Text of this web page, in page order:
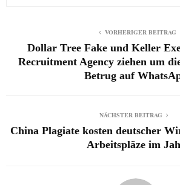
VORHERIGER BEITRAG
Dollar Tree Fake und Keller
Recruitment Agency ziehen um
Betrug auf
NÄCHSTER BEITRAG
China Plagiate kosten deutscher
Arbeitspläze im